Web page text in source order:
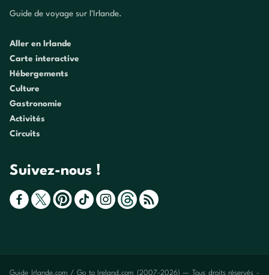
Guide de voyage sur l'Irlande.
Aller en Irlande
Carte interactive
Hébergements
Culture
Gastronomie
Activités
Circuits
Suivez-nous !
Guide Irlande.com / Go to Ireland.com (2007-2026) — Tous droits réservés -